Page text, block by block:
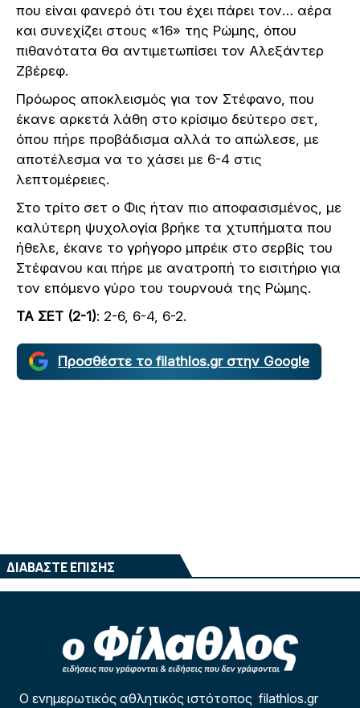
που είναι φανερό ότι του έχει πάρει τον… αέρα
και συνεχίζει στους «16» της Ρώμης, όπου
πιθανότατα θα αντιμετωπίσει τον Αλεξάντερ
Ζβέρεφ.
Πρόωρος αποκλεισμός για τον Στέφανο, που
έκανε αρκετά λάθη στο κρίσιμο δεύτερο σετ,
όπου πήρε προβάδισμα αλλά το απώλεσε, με
αποτέλεσμα να το χάσει με 6-4 στις
λεπτομέρειες.
Στο τρίτο σετ ο Φις ήταν πιο αποφασισμένος, με
καλύτερη ψυχολογία βρήκε τα χτυπήματα που
ήθελε, έκανε το γρήγορο μπρέικ στο σερβίς του
Στέφανου και πήρε με ανατροπή το εισιτήριο για
τον επόμενο γύρο του τουρνουά της Ρώμης.
ΤΑ ΣΕΤ (2-1): 2-6, 6-4, 6-2.
Προσθέστε το filathlos.gr στην Google
ΔΙΑΒΑΣΤΕ ΕΠΙΣΗΣ
Ο ενημερωτικός αθλητικός ιστότοπος filathlos.gr